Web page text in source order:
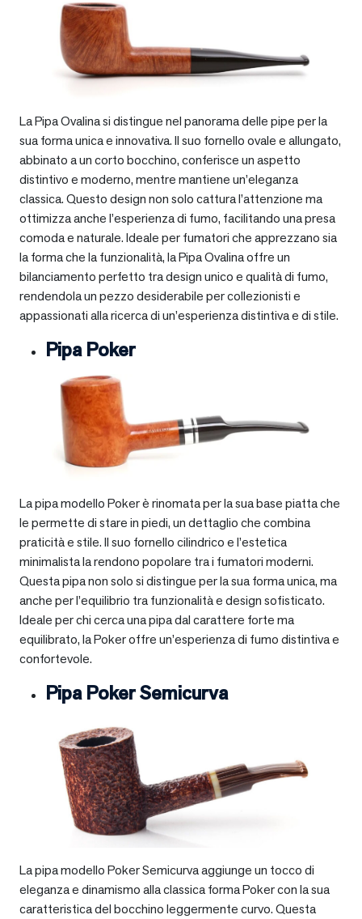
La Pipa Ovalina si distingue nel panorama delle pipe per la
sua forma unica e innovativa. Il suo fornello ovale e allungato,
abbinato a un corto bocchino, conferisce un aspetto
distintivo e moderno, mentre mantiene un’eleganza
classica. Questo design non solo cattura l’attenzione ma
ottimizza anche l’esperienza di fumo, facilitando una presa
comoda e naturale. Ideale per fumatori che apprezzano sia
la forma che la funzionalità, la Pipa Ovalina offre un
bilanciamento perfetto tra design unico e qualità di fumo,
rendendola un pezzo desiderabile per collezionisti e
appassionati alla ricerca di un’esperienza distintiva e di stile.
Pipa Poker
La pipa modello Poker è rinomata per la sua base piatta che
le permette di stare in piedi, un dettaglio che combina
praticità e stile. Il suo fornello cilindrico e l’estetica
minimalista la rendono popolare tra i fumatori moderni.
Questa pipa non solo si distingue per la sua forma unica, ma
anche per l’equilibrio tra funzionalità e design sofisticato.
Ideale per chi cerca una pipa dal carattere forte ma
equilibrato, la Poker offre un’esperienza di fumo distintiva e
confortevole.
Pipa Poker Semicurva
La pipa modello Poker Semicurva aggiunge un tocco di
eleganza e dinamismo alla classica forma Poker con la sua
caratteristica del bocchino leggermente curvo. Questa